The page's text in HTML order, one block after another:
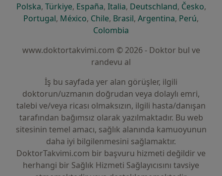
Polskayeni bir sekmede açılır
, Türkiyeyeni bir sekmede açılır
, Españayeni bir sekmede açılır
, Italiayeni bir sekmede açılır
, Deutschlandyeni bir
, Českoyeni
,
Portugalyeni bir sekmede açılır
, Méxicoyeni bir sekmede açılır
, Chileyeni bir sekmede açılır
, Brasilyeni bir sekmede açılır
, Argentinayeni bir
, Perúyeni
,
Colombia
www.doktortakvimi.com © 2026 - Doktor bul ve
randevu al
İş bu sayfada yer alan görüşler, ilgili
doktorun/uzmanın doğrudan veya dolaylı emri,
talebi ve/veya ricası olmaksızın, ilgili hasta/danışan
tarafından bağımsız olarak yazılmaktadır. Bu web
sitesinin temel amacı, sağlık alanında kamuoyunun
daha iyi bilgilenmesini sağlamaktır.
DoktorTakvimi.com bir başvuru hizmeti değildir ve
herhangi bir Sağlık Hizmeti Sağlayıcısını tavsiye